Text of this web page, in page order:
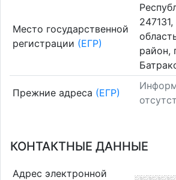
Место государственной
регистрации (ЕГР)
район,
Прежние адреса (ЕГР)
КОНТАКТНЫЕ ДАННЫЕ
Адрес электронной